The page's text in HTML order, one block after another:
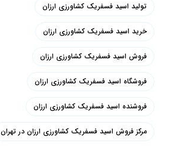
تولید اسید فسفریک کشاورزی ارزان
خرید اسید فسفریک کشاورزی ارزان
فروش اسید فسفریک کشاورزی ارزان
فروشگاه اسید فسفریک کشاورزی ارزان
فروشنده اسید فسفریک کشاورزی ارزان
مرکز فروش اسید فسفریک کشاورزی ارزان در تهران